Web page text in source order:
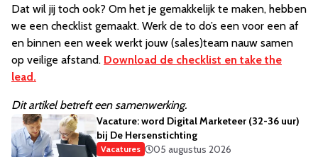
Dat wil jij toch ook? Om het je gemakkelijk te maken, hebben
we een checklist gemaakt. Werk de to do’s een voor een af
en binnen een week werkt jouw (sales)team nauw samen
op veilige afstand. Download de checklist en take the
lead.
Dit artikel betreft een samenwerking.
Vacature: word Digital Marketeer (32-36 uur)
bij De Hersenstichting
Vacatures
05 augustus 2026